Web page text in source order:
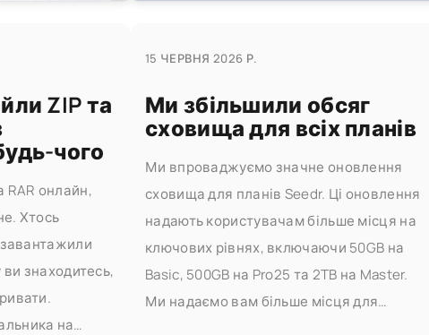
ZIP та
чого
RAR онлайн,
Хтось
ви знаходитесь,
на
15 ЧЕРВНЯ 2026 Р.
Ми збільшили обсяг
сховища для всіх планів
Ми впроваджуємо значне оновлення
сховища для планів Seedr. Ці оновлення
надають користувачам більше місця на
ключових рівнях, включаючи 50GB на
Basic, 500GB на Pro25 та 2TB на Master.
Ми надаємо вам більше місця для